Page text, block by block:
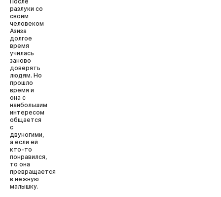
разлуки со
своим
человеком
Азиза
долгое
время
училась
заново
доверять
людям. Но
прошло
время и
она с
наибольшим
интересом
общается
с
двуногими,
а если ей
кто-то
понравился,
то она
превращается
в нежную
малышку.